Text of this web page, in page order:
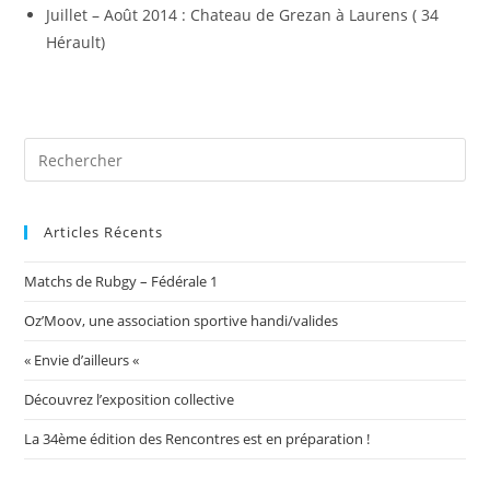
Juillet – Août 2014 : Chateau de Grezan à Laurens ( 34
Hérault)
Articles Récents
Matchs de Rubgy – Fédérale 1
Oz’Moov, une association sportive handi/valides
« Envie d’ailleurs «
Découvrez l’exposition collective
La 34ème édition des Rencontres est en préparation !